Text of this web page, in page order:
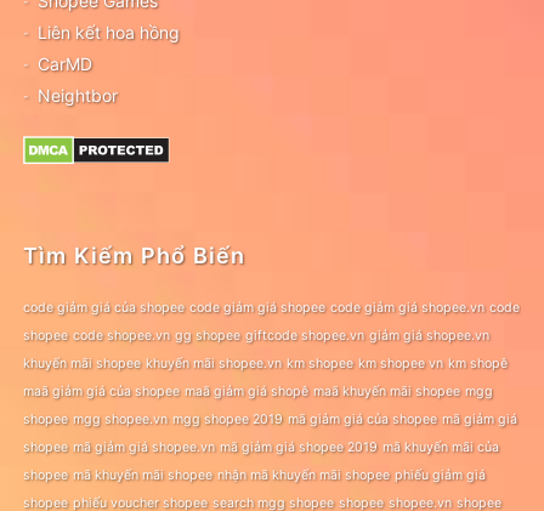
Liên kết hoa hồng
CarMD
Neightbor
Tìm Kiếm Phổ Biến
code giảm giá của shopee code giảm giá shopee code giảm giá shopee.vn code
shopee code shopee.vn gg shopee giftcode shopee.vn giảm giá shopee.vn
khuyến mãi shopee khuyến mãi shopee.vn km shopee km shopee vn km shopê
maã giảm giá của shopee maã giảm giá shopê maã khuyến mãi shopee mgg
shopee mgg shopee.vn mgg shopee 2019 mã giảm giá của shopee mã giảm giá
shopee mã giảm giá shopee.vn mã giảm giá shopee 2019 mã khuyến mãi của
shopee mã khuyến mãi shopee nhận mã khuyến mãi shopee phiếu giảm giá
shopee phiếu voucher shopee search mgg shopee shopee shopee.vn shopee